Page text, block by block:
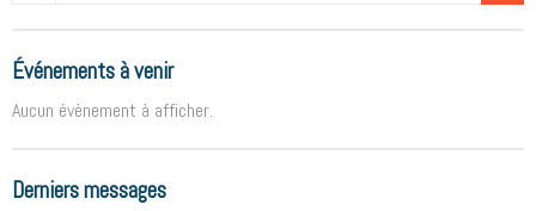
Événements à venir
Aucun évènement à afficher.
Derniers messages